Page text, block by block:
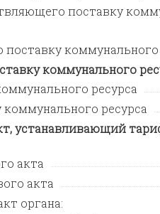
поставку
коммунального
коммунального
ресурса
ресурса
устанавливающий
акта
акта
органа: